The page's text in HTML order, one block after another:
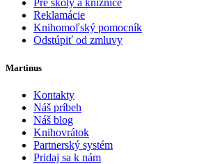
Pre školy a knižnice
Reklamácie
Knihomoľský pomocník
Odstúpiť od zmluvy
Martinus
Kontakty
Náš príbeh
Náš blog
Knihovrátok
Partnerský systém
Pridaj sa k nám